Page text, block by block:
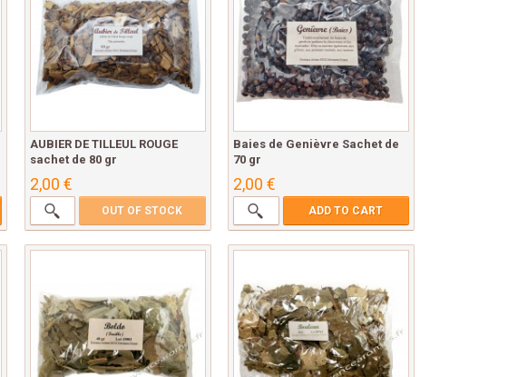
AUBIER DE TILLEUL ROUGE
sachet de 80 gr
2,00 €
OUT OF STOCK
Baies de Genièvre Sachet de
70 gr
2,00 €
ADD TO CART